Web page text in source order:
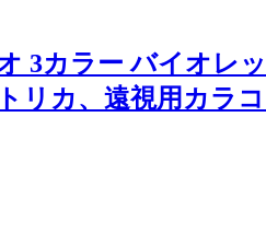
3カラー バイオレ
リカ、遠視用カラ